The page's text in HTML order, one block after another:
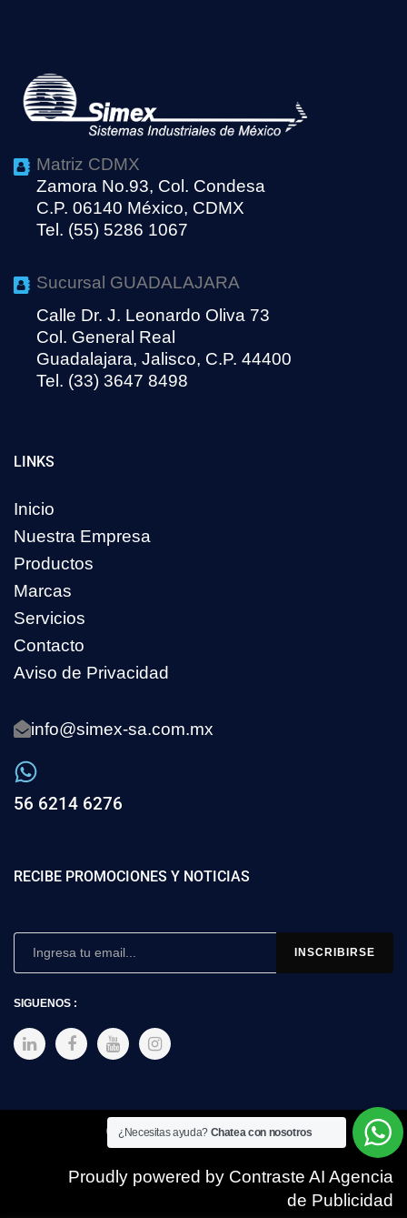
Matriz CDMX
Zamora No.93, Col. Condesa
C.P. 06140 México, CDMX
Tel. (55) 5286 1067
Sucursal GUADALAJARA
Calle Dr. J. Leonardo Oliva 73
Col. General Real
Guadalajara, Jalisco, C.P. 44400
Tel. (33) 3647 8498
LINKS
Inicio
Nuestra Empresa
Productos
Marcas
Servicios
Contacto
Aviso de Privacidad
info@simex-sa.com.mx
56 6214 6276
RECIBE PROMOCIONES Y NOTICIAS
SIGUENOS :
Copyright © 2025 SIMEX
Proudly powered by Contraste AI Agencia
de Publicidad
¿Necesitas ayuda? Chatea con nosotros